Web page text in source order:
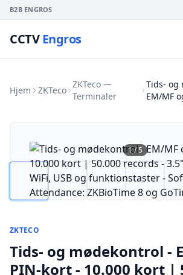
B2B ENGROS
CCTVEngros
Hjem ZKTeco
ZKTeco —
Terminaler
Tids- og
EM/MF
1/5
ZKTECO
Tids- og mødekontrol -
PIN-kort - 10.000 kort |